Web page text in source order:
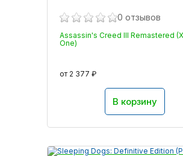
0 отзывов
Assassin's Creed III Remastered
One)
от 2 377 ₽
В корзину